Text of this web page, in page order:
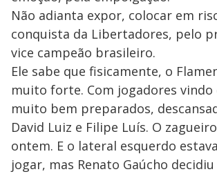
Não adianta expor, colocar em
conquista da Libertadores, pelo
vice campeão brasileiro.
Ele sabe que fisicamente, o
muito forte. Com jogadores vindo
muito bem preparados,
David Luiz e Filipe Luís. O
ontem. E o lateral esquerdo
jogar, mas Renato Gaúcho